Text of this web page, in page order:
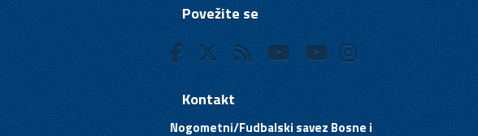
Povežite se
Kontakt
Nogometni/Fudbalski savez Bosne i